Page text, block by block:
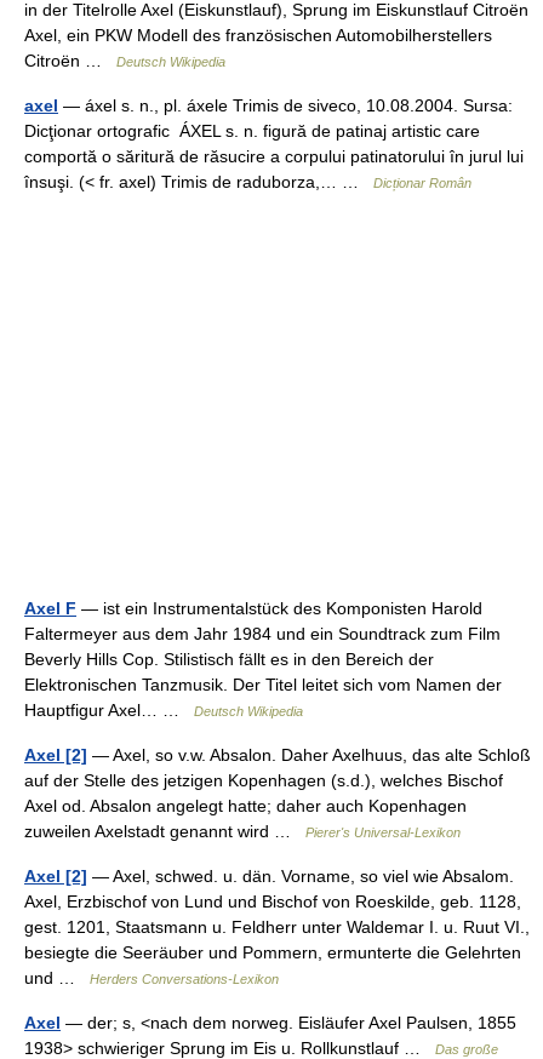
in der Titelrolle Axel (Eiskunstlauf), Sprung im Eiskunstlauf Citroën
Axel, ein PKW Modell des französischen Automobilherstellers
Citroën …
Deutsch Wikipedia
axel — áxel s. n., pl. áxele Trimis de siveco, 10.08.2004. Sursa:
Dicţionar ortografic ÁXEL s. n. figură de patinaj artistic care
comportă o săritură de răsucire a corpului patinatorului în jurul lui
însuşi. (< fr. axel) Trimis de raduborza,… …
Dicționar Român
Axel F — ist ein Instrumentalstück des Komponisten Harold
Faltermeyer aus dem Jahr 1984 und ein Soundtrack zum Film
Beverly Hills Cop. Stilistisch fällt es in den Bereich der
Elektronischen Tanzmusik. Der Titel leitet sich vom Namen der
Hauptfigur Axel… …
Deutsch Wikipedia
Axel [2] — Axel, so v.w. Absalon. Daher Axelhuus, das alte Schloß
auf der Stelle des jetzigen Kopenhagen (s.d.), welches Bischof
Axel od. Absalon angelegt hatte; daher auch Kopenhagen
zuweilen Axelstadt genannt wird …
Pierer's Universal-Lexikon
Axel [2] — Axel, schwed. u. dän. Vorname, so viel wie Absalom.
Axel, Erzbischof von Lund und Bischof von Roeskilde, geb. 1128,
gest. 1201, Staatsmann u. Feldherr unter Waldemar I. u. Ruut VI.,
besiegte die Seeräuber und Pommern, ermunterte die Gelehrten
und …
Herders Conversations-Lexikon
Axel — der; s, <nach dem norweg. Eisläufer Axel Paulsen, 1855
1938> schwieriger Sprung im Eis u. Rollkunstlauf …
Das große